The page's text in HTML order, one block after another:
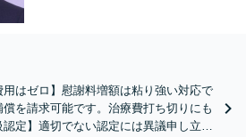
用はゼロ】慰謝料増額は粘り強い対応で
を請求可能です。治療費打ち切りにも
定】適切でない認定には異議申し立て